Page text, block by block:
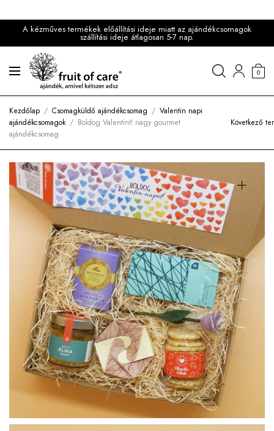
A kézműves termékek előállítási ideje miatt az ajándékcsomagok
szállítási ideje átlagosan 5-7 nap.
0
Kezdőlap / Csomagküldő ajándékcsomag / Valentin napi
ajándékcsomagok / Boldog Valentint! nagy gourmet
ajándékcsomag
Következő